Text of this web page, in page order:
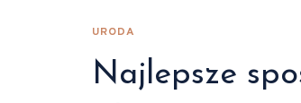
URODA
Najlepsze